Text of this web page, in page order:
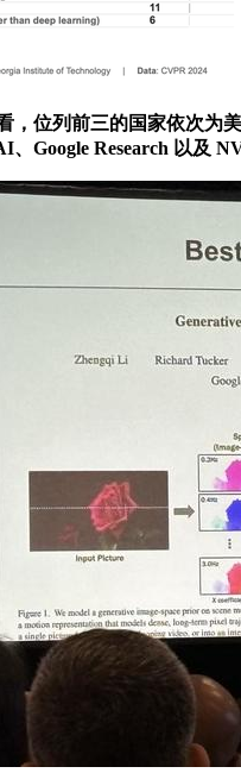
位列前三的国家依次为美
、Google Research 以及